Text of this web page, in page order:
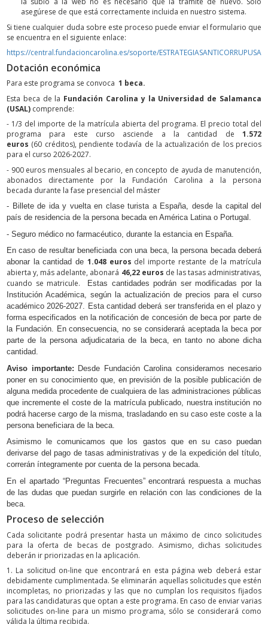
asegúrese de que está correctamente incluida en nuestro sistema.
Si tiene cualquier duda sobre este proceso puede enviar el formulario que
se encuentra en el siguiente enlace:
https://central.fundacioncarolina.es/soporte/
Dotación económica
Para este programa se convoca 1 beca.
Esta beca de la Fundación Carolina y la Universidad de Salamanca
(USAL) comprende:
- 1/3 del importe de la matrícula abierta del programa. El precio total del
programa para este curso asciende a la cantidad de 1.572
euros (60 créditos), pendiente todavía de la actualización de los precios
para el curso 2026-2027.
- 900 euros mensuales al becario, en concepto de ayuda de manutención,
abonados directamente por la Fundación Carolina a la persona
becada durante la fase presencial del máster
- Billete de ida y vuelta en clase turista a España, desde la capital del
país de residencia de la persona becada en América Latina o Portugal.
- Seguro médico no farmacéutico, durante la estancia en España.
En caso de resultar beneficiada con una beca, la persona becada deberá
abonar la cantidad de 1.048 euros del importe restante de la matrícula
abierta y, más adelante, abonará 46,22 euros de las tasas administrativas,
cuando se matricule.
Estas cantidades podrán ser modificadas por la
Institución Académica, según la actualización de precios para el curso
académico 2026-2027. Esta cantidad deberá ser transferida en el plazo y
forma especificados en la notificación de concesión de beca por parte de
la Fundación. En consecuencia, no se considerará aceptada la beca por
parte de la persona adjudicataria de la beca, en tanto no abone dicha
cantidad.
Aviso importante: Desde Fundación Carolina consideramos necesario
poner en su conocimiento que, en previsión de la posible publicación de
alguna medida procedente de cualquiera de las administraciones públicas
que incremente el coste de la matrícula publicado, nuestra institución no
podrá hacerse cargo de la misma, trasladando en su caso este coste a la
persona beneficiara de la beca.
Asimismo le comunicamos que los gastos que en su caso puedan
derivarse del pago de tasas administrativas y de la expedición del título,
correrán íntegramente por cuenta de la persona becada.
En el apartado “Preguntas Frecuentes” encontrará respuesta a muchas
de las dudas que puedan surgirle en relación con las condiciones de la
beca.
Proceso de selección
Cada solicitante podrá presentar hasta un máximo de cinco solicitudes
para la oferta de becas de postgrado. Asimismo, dichas solicitudes
deberán ir priorizadas en la aplicación.
1. La solicitud on-line que encontrará en esta página web deberá estar
debidamente cumplimentada. Se eliminarán aquellas solicitudes que estén
incompletas, no priorizadas y las que no cumplan los requisitos fijados
para las candidaturas que optan a este programa. En caso de enviar varias
solicitudes on-line para un mismo programa, sólo se considerará como
válida la última recibida.